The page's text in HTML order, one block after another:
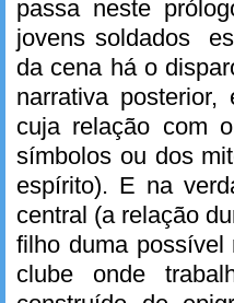
passa neste
jovens soldados
da cena há o
narrativa posterior,
cuja relação com
símbolos ou dos
espírito). E na
central (a relação
filho duma possível
clube onde